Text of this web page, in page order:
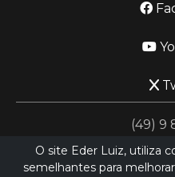
(49) 9
O site Eder Luiz, utiliza
semelhantes para